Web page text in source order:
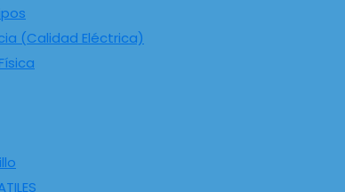
(Calidad Eléctrica)